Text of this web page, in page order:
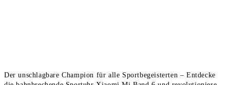
Der unschlagbare Champion für alle Sportbegeisterten – Entdecke